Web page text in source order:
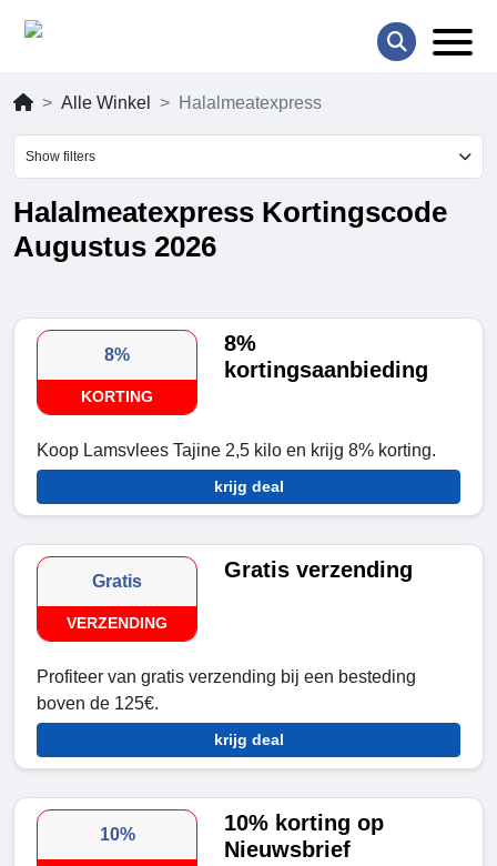
Alle Winkel Halalmeatexpress
Show filters
Halalmeatexpress Kortingscode
Augustus 2026
8%
KORTING
8%
kortingsaanbieding
Koop Lamsvlees Tajine 2,5 kilo en krijg 8% korting.
krijg deal
Gratis
VERZENDING
Gratis verzending
Profiteer van gratis verzending bij een besteding
boven de 125€.
krijg deal
10%
10% korting op
Nieuwsbrief